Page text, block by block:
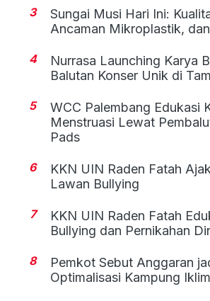
3
Sungai Musi Hari Ini:
Ancaman Mikroplastik,
4
Nurrasa Launching Karya
Balutan Konser Unik di
5
WCC Palembang Edukasi
Menstruasi Lewat
Pads
6
KKN UIN Raden Fatah
Lawan Bullying
7
KKN UIN Raden Fatah
Bullying dan Pernikahan
8
Pemkot Sebut Anggaran
Optimalisasi Kampung Iklim